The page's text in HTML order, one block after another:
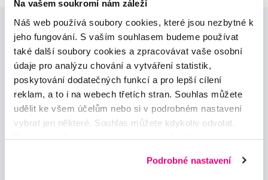
Na vašem soukromí nám záleží
Náš web používá soubory cookies, které jsou nezbytné k
jeho fungování. S vaším souhlasem budeme používat
také další soubory cookies a zpracovávat vaše osobní
údaje pro analýzu chování a vytváření statistik,
poskytování dodatečných funkcí a pro lepší cílení
reklam, a to i na webech třetích stran. Souhlas můžete
udělit ke všem účelům nebo si v podrobném nastavení
vybrat jen některé. Souhlas můžete kdykoliv odvolat.
Podrobné nastavení
Novinky a nabídky